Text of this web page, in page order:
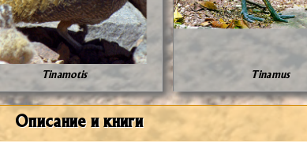
Tinamotis Tinamus
Описание и книги